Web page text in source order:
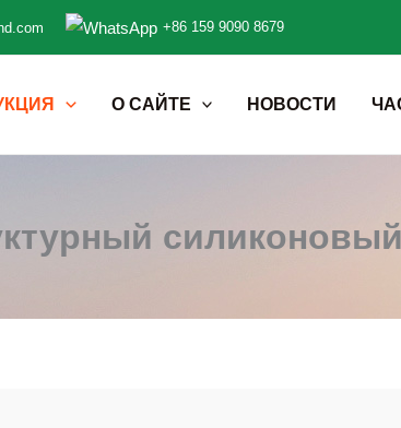
+86 159 9090 8679
О САЙТЕ НОВОСТИ